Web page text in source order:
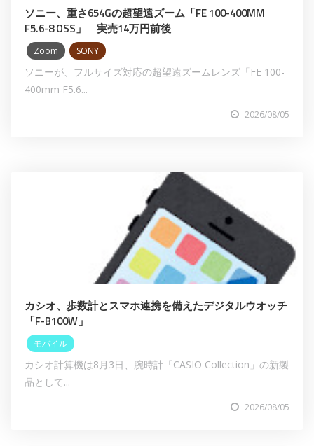
ソニー、重さ654Gの超望遠ズーム「FE 100-400MM
F5.6-8 OSS」 実売14万円前後
Zoom SONY
ソニーが、フルサイズ対応の超望遠ズームレンズ「FE 100-
400mm F5.6...
2026/08/05
カシオ、歩数計とスマホ連携を備えたデジタルウオッチ
「F-B100W」
モバイル
カシオ計算機は8月3日、腕時計「CASIO Collection」の新製
品として...
2026/08/05